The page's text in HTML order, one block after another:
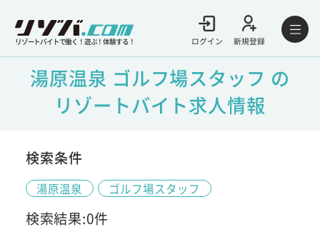
リゾートバイトで働く！遊ぶ！体験する！ ログイン 新規登録
湯原温泉 ゴルフ場スタッフ の
リゾートバイト求人情報
検索条件
湯原温泉 ゴルフ場スタッフ
検索結果:0件